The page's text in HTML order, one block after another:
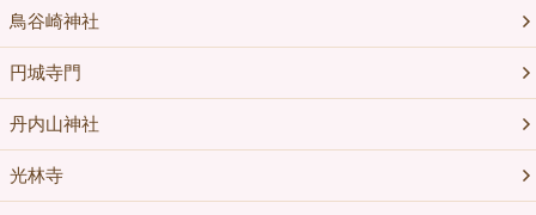
鳥谷崎神社
円城寺門
丹内山神社
光林寺